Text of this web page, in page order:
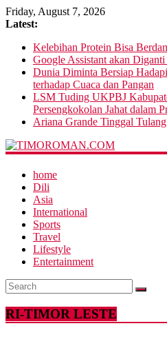
Friday, August 7, 2026
Latest:
Kelebihan Protein Bisa
Google Assistant akan
Dunia Diminta Bersiap
terhadap Cuaca dan Pangan
LSM Tuding UKPBJ
Persengkokolan Jahat dalam
Ariana Grande Tinggal
home
Dili
Asia
International
Sports
Travel
Lifestyle
Entertainment
RI-TIMOR LESTE